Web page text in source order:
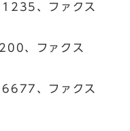
、ファクス
、ファクス
、ファクス